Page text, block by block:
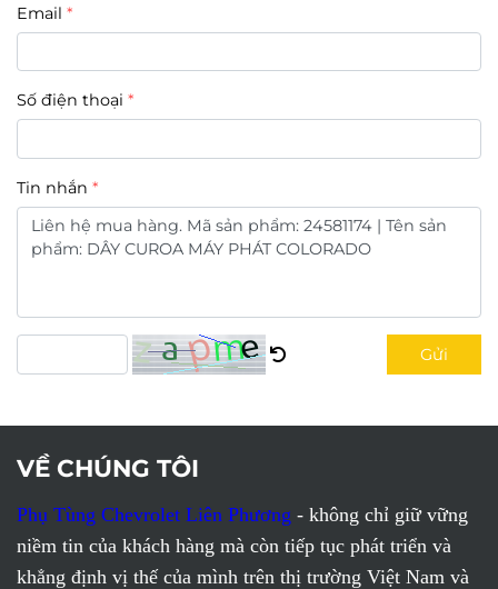
Email
Số điện thoại
Tin nhắn
Gửi
VỀ CHÚNG TÔI
Phụ Tùng Chevrolet Liên Phương - không chỉ giữ vững
niềm tin của khách hàng mà còn tiếp tục phát triển và
khẳng định vị thế của mình trên thị trường Việt Nam và